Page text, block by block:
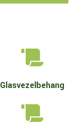

Glasvezelbehang
